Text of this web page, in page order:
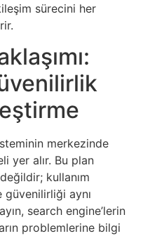
sürecini her
merkezinde
yer alır. Bu plan
kullanım
güvenilirliği aynı
search engine’lerin
problemlerine bilgi